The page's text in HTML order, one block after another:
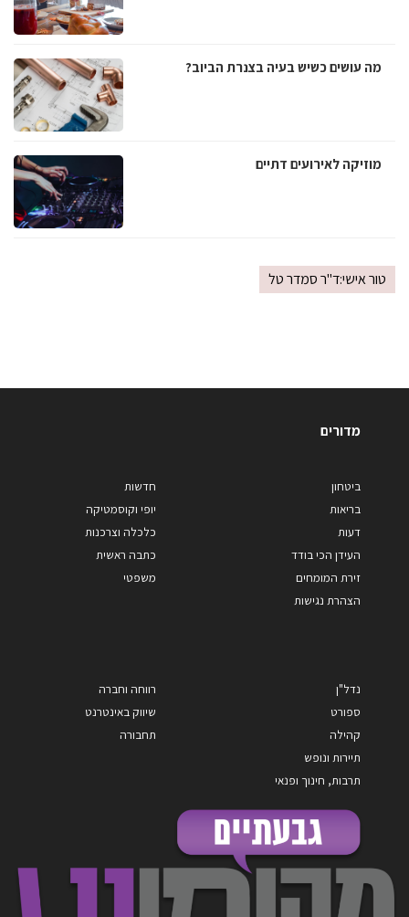
מה עושים כשיש בעיה בצנרת הביוב?
מוזיקה לאירועים דתיים
טור אישי:ד"ר סמדר טל
מדורים
ביטחון
בריאות
דעות
העידן הכי בודד
זירת המומחים
הצהרת נגישות
חדשות
יופי וקוסמטיקה
כלכלה וצרכנות
כתבה ראשית
משפטי
נדל"ן
ספורט
קהילה
תיירות ונופש
תרבות, חינוך ופנאי
רווחה וחברה
שיווק באינטרנט
תחבורה